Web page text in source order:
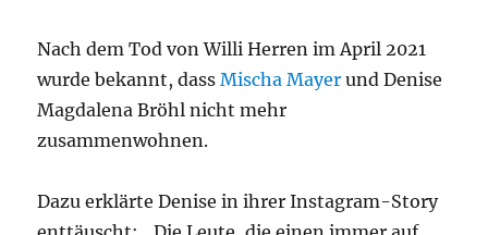
Nach dem Tod von Willi Herren im April 2021
wurde bekannt, dassMischa Mayer und Denise
Magdalena Bröhl nicht mehr
zusammenwohnen.
Dazu erklärte Denise in ihrer Instagram-Story